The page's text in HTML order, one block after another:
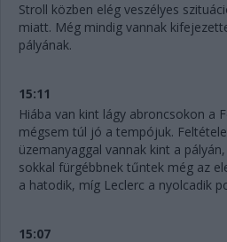
Stroll közben elég veszélyes
miatt. Még mindig vannak
pályának.
15:11
Hiába van kint lágy abroncsokon a
mégsem túl jó a tempójuk.
üzemanyaggal vannak kint a
sokkal fürgébbnek tűntek még az
a hatodik, míg Leclerc a nyolcadik
15:07